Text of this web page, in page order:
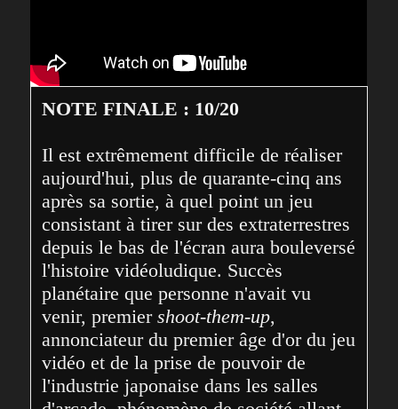
NOTE FINALE : 10/20
Il est extrêmement difficile de réaliser
aujourd'hui, plus de quarante-cinq ans
après sa sortie, à quel point un jeu
consistant à tirer sur des extraterrestres
depuis le bas de l'écran aura bouleversé
l'histoire vidéoludique. Succès
planétaire que personne n'avait vu
venir, premier shoot-them-up,
annonciateur du premier âge d'or du jeu
vidéo et de la prise de pouvoir de
l'industrie japonaise dans les salles